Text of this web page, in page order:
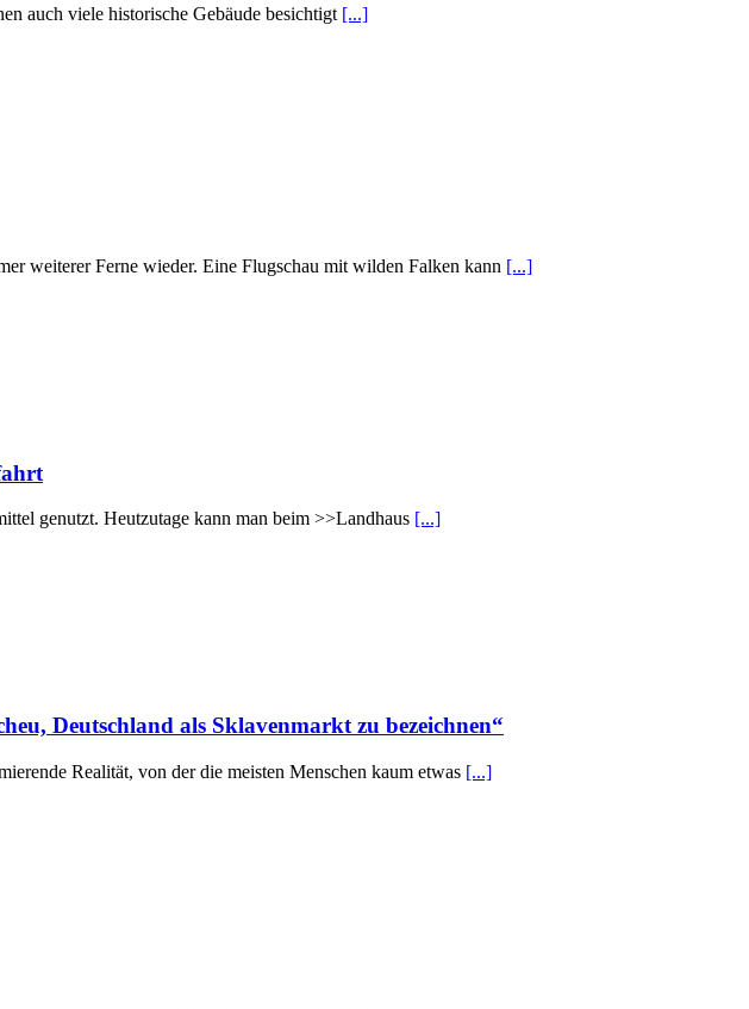
auch viele historische Gebäude besichtigt [...]
weiterer Ferne wieder. Eine Flugschau mit wilden Falken kann [...]
genutzt. Heutzutage kann man beim >>Landhaus [...]
Deutschland als Sklavenmarkt zu bezeichnen“
Realität, von der die meisten Menschen kaum etwas [...]